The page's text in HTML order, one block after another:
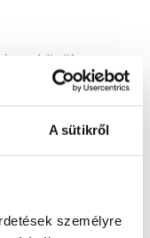
A sütikről
személyre
eszközök